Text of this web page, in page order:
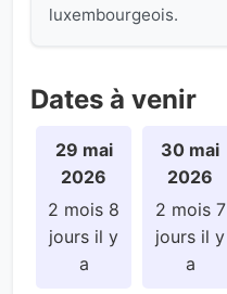
luxembourgeois.
Dates à venir
29 mai
2026
2 mois 8
jours il y
a
30 mai
2026
2 mois 7
jours il y
a